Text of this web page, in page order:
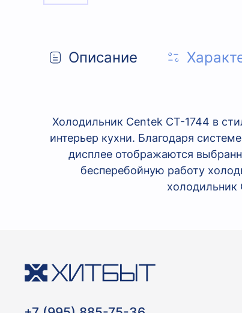
Описание
Холодильник Centek CT-1744 в
интерьер кухни. Благодаря
дисплее отображаются
бесперебойную работу
холодильник